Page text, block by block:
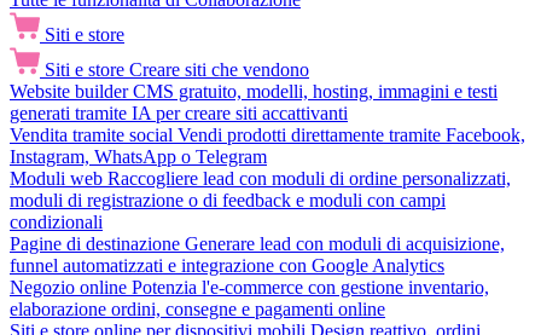
Siti e store
Siti e store Creare siti che vendono
Website builder CMS gratuito, modelli, hosting, immagini e testi
generati tramite IA per creare siti accattivanti
Vendita tramite social Vendi prodotti direttamente tramite Facebook,
Instagram, WhatsApp o Telegram
Moduli web Raccogliere lead con moduli di ordine personalizzati,
moduli di registrazione o di feedback e moduli con campi
condizionali
Pagine di destinazione Generare lead con moduli di acquisizione,
funnel automatizzati e integrazione con Google Analytics
Negozio online Potenzia l'e-commerce con gestione inventario,
elaborazione ordini, consegne e pagamenti online
Siti e store online per dispositivi mobili Design reattivo, ordini